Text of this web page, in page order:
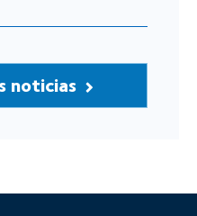
noticias